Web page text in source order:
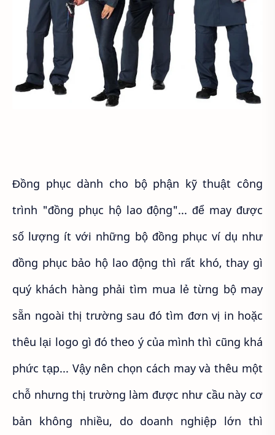
Đồng phục dành cho bộ phận kỹ thuật công
trình "đồng phục hộ lao động"... để may được
số lượng ít với những bộ đồng phục ví dụ như
đồng phục bảo hộ lao động thì rất khó, thay gì
quý khách hàng phải tìm mua lẻ từng bộ may
sẵn ngoài thị trường sau đó tìm đơn vị in hoặc
thêu lại logo gì đó theo ý của mình thì cũng khá
phức tạp... Vậy nên chọn cách may và thêu một
chỗ nhưng thị trường làm được như cầu này cơ
bản không nhiều, do doanh nghiệp lớn thì